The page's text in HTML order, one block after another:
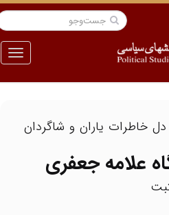
منو
خاطرات یاران و شاگردان
علامه جعفری